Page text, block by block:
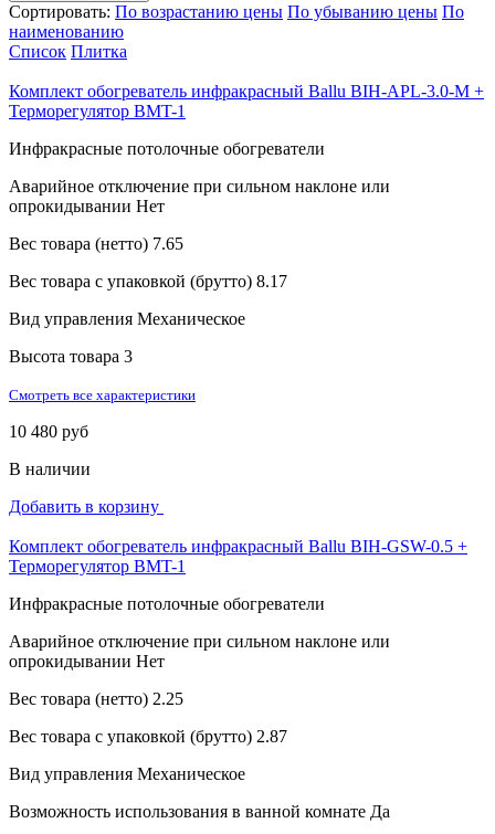
Сортировать: По возрастанию цены По убыванию цены По
наименованию
Список Плитка
Комплект обогреватель инфракрасный Ballu BIH-APL-3.0-M +
Терморегулятор BMT-1
Инфракрасные потолочные обогреватели
Аварийное отключение при сильном наклоне или
опрокидывании Нет
Вес товара (нетто) 7.65
Вес товара с упаковкой (брутто) 8.17
Вид управления Механическое
Высота товара 3
Смотреть все характеристики
10 480 руб
В наличии
Добавить в корзину
Комплект обогреватель инфракрасный Ballu BIH-GSW-0.5 +
Терморегулятор BMT-1
Инфракрасные потолочные обогреватели
Аварийное отключение при сильном наклоне или
опрокидывании Нет
Вес товара (нетто) 2.25
Вес товара с упаковкой (брутто) 2.87
Вид управления Механическое
Возможность использования в ванной комнате Да